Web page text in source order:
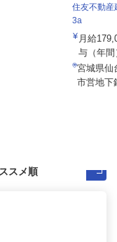
住友不動産
3a
月給
与（年
宮城県仙
市営地下